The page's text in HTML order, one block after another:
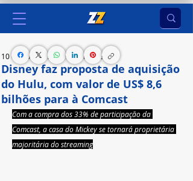
Disney faz proposta de aquisição
do Hulu, com valor de US$ 8,6
bilhões para à Comcast
10 de nov. de 2023 2 min de leitura
Com a compra dos 33% de participação da
Comcast, a casa do Mickey se tornará proprietária
majoritária do streaming